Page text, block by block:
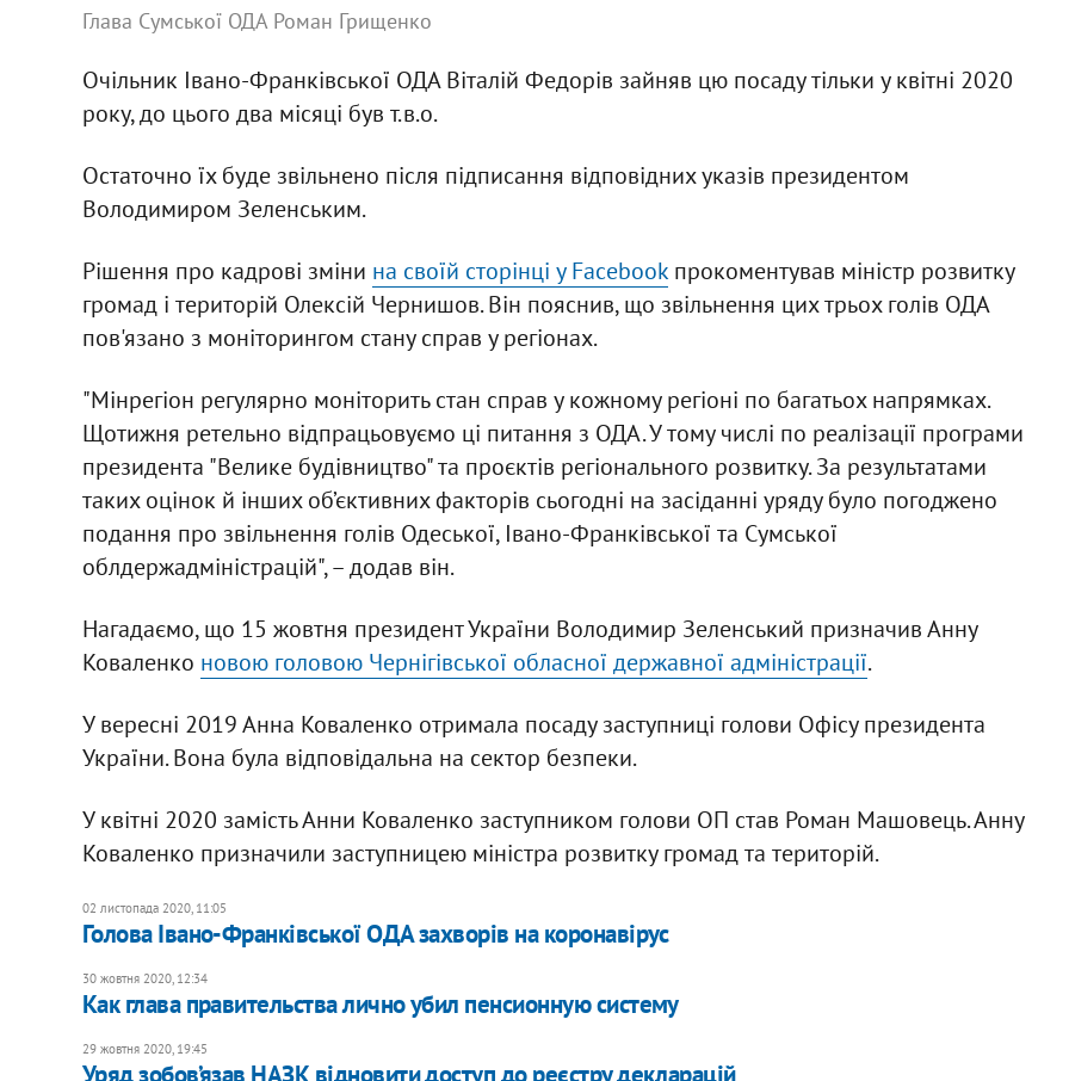
Глава Сумської ОДА Роман Грищенко
Очільник Івано-Франківської ОДА Віталій Федорів зайняв цю посаду тільки у квітні 2020
року, до цього два місяці був т.в.о.
Остаточно їх буде звільнено після підписання відповідних указів президентом
Володимиром Зеленським.
Рішення про кадрові зміни на своїй сторінці у Facebookпрокоментував міністр розвитку
громад і територій Олексій Чернишов. Він пояснив, що звільнення цих трьох голів ОДА
пов'язано з моніторингом стану справ у регіонах.
"Мінрегіон регулярно моніторить стан справ у кожному регіоні по багатьох напрямках.
Щотижня ретельно відпрацьовуємо ці питання з ОДА. У тому числі по реалізації програми
президента "Велике будівництво" та проєктів регіонального розвитку. За результатами
таких оцінок й інших об’єктивних факторів сьогодні на засіданні уряду було погоджено
подання про звільнення голів Одеської, Івано-Франківської та Сумської
облдержадміністрацій", – додав він.
Нагадаємо, що 15 жовтня президент України Володимир Зеленський призначив Анну
Коваленко новою головою Чернігівської обласної державної адміністрації.
У вересні 2019 Анна Коваленко отримала посаду заступниці голови Офісу президента
України. Вона була відповідальна на сектор безпеки.
У квітні 2020 замість Анни Коваленко заступником голови ОП став Роман Машовець. Анну
Коваленко призначили заступницею міністра розвитку громад та територій.
02 листопада 2020, 11:05
Голова Івано-Франківської ОДА захворів на коронавірус
30 жовтня 2020, 12:34
Как глава правительства лично убил пенсионную систему
29 жовтня 2020, 19:45
Уряд зобов’язав НАЗК відновити доступ до реєстру декларацій